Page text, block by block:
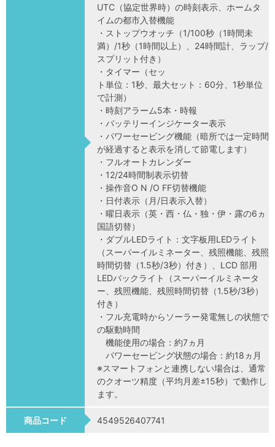
UTC（協定世界時）の時刻表示、ホームタ
イムの都市入替機能
・ストップウオッチ（1/100秒（1時間未
満）/1秒（1時間以上）、24時間計、ラップ/
スプリット付き）
・タイマー（セッ
ト単位：1秒、最大セット：60分、1秒単位
で計測）
・時刻アラーム5本・時報
・バッテリーインジケーター表示
・パワーセービング機能（暗所では一定時間
が経過すると表示を消して節電します）
・フルオートカレンダー
・12/24時間制表示切替
・操作音O N /O FF切替機能
・日付表示（月/日表示入替）
・曜日表示（英・西・仏・独・伊・露の6ヵ
国語切替）
・ダブルLEDライト：文字板用LEDライト
（スーパーイルミネーター、残照機能、残照
時間切替（1.5秒/3秒）付き）、LCD 部用
LEDバックライト（スーパーイルミネータ
ー、残照機能、残照時間切替（1.5秒/3秒）
付き）
・フル充電時からソーラー発電無しの状態で
の駆動時間
機能使用の場合：約7ヵ月
パワーセービング状態の場合：約18ヵ月
※スマートフォンと連携しない場合は、通常
のクオーツ精度（平均月差±15秒）で動作し
ます。
商品コード 4549526407741